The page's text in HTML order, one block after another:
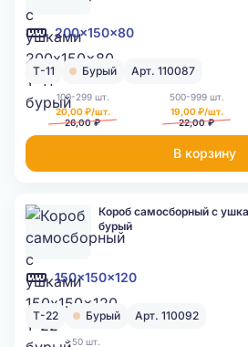
200x150x80
Т-11 Бурый Арт. 110087
100-299 шт.
20,00 ₽/шт.
26,00 ₽
500-999 шт.
19,00 ₽/шт.
22,00 ₽
В корзину
150x150x120
Короб самосборный с
бурый
Т-22 Бурый Арт. 110092
>50 шт.